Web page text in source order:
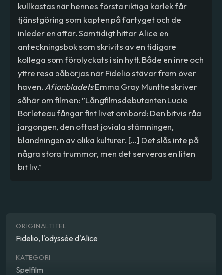
kullkastas när hennes första riktiga kärlek får
tjänstgöring som kapten på fartyget och de
inleder en affär. Samtidigt hittar Alice en
anteckningsbok som skrivits av en tidigare
kollega som förolyckats i sin hytt. Både en inre och
yttre resa påbörjas när Fidelio stävar fram över
haven. AftonbladetsEmma Gray Munthe skriver
såhär om filmen: ”Långfilmsdebutanten Lucie
Borleteau fångar fint livet ombord: Den bitvis råa
jargongen, den oftast joviala stämningen,
blandningen av olika kulturer. […] Det slås inte på
några stora trummor, men det serveras en liten
bit liv.”
ORIGINALTITEL
Fidelio, l'odyssée d'Alice
KATEGORI
Spelfilm